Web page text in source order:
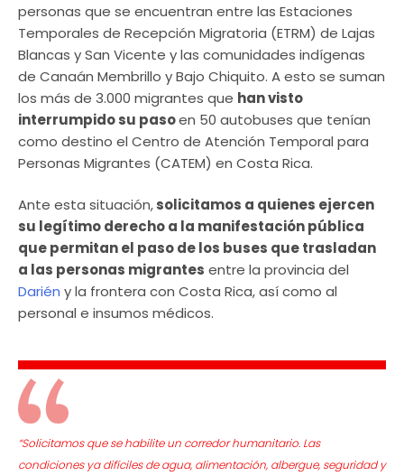
personas que se encuentran entre las Estaciones
Temporales de Recepción Migratoria (ETRM) de Lajas
Blancas y San Vicente y las comunidades indígenas
de Canaán Membrillo y Bajo Chiquito. A esto se suman
los más de 3.000 migrantes que han visto
interrumpido su pasoen 50 autobuses que tenían
como destino el Centro de Atención Temporal para
Personas Migrantes (CATEM) en Costa Rica.
Ante esta situación,solicitamos a quienes ejercen
su legítimo derecho a la manifestación pública
que permitan el paso de los buses que trasladan
a las personas migrantes entre la provincia del
Darién y la frontera con Costa Rica, así como al
personal e insumos médicos.
“Solicitamos que se habilite un corredor humanitario. Las
condiciones ya difíciles de agua, alimentación, albergue, seguridad y